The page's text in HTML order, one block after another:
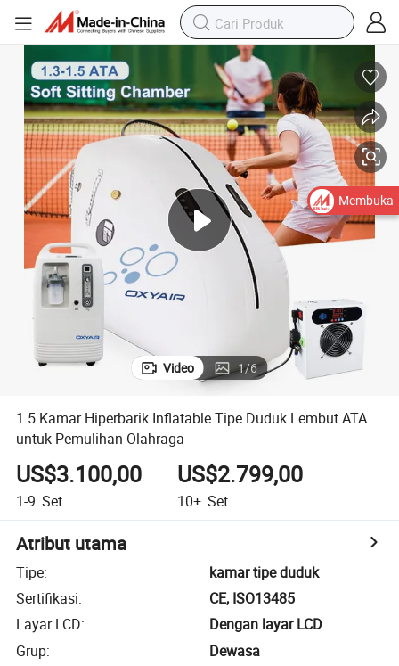
Video 1/6
1.5 Kamar Hiperbarik Inflatable Tipe Duduk Lembut ATA
untuk Pemulihan Olahraga
US$3.100,00
1-9 Set
US$2.799,00
10+ Set
Atribut utama
Tipe:
kamar tipe duduk
Sertifikasi:
CE, ISO13485
Layar LCD:
Dengan layar LCD
Grup:
Dewasa
Membuka